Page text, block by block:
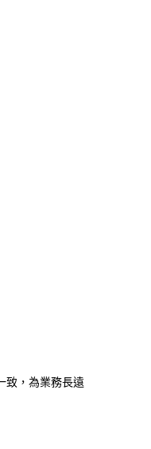
致，為業務長遠